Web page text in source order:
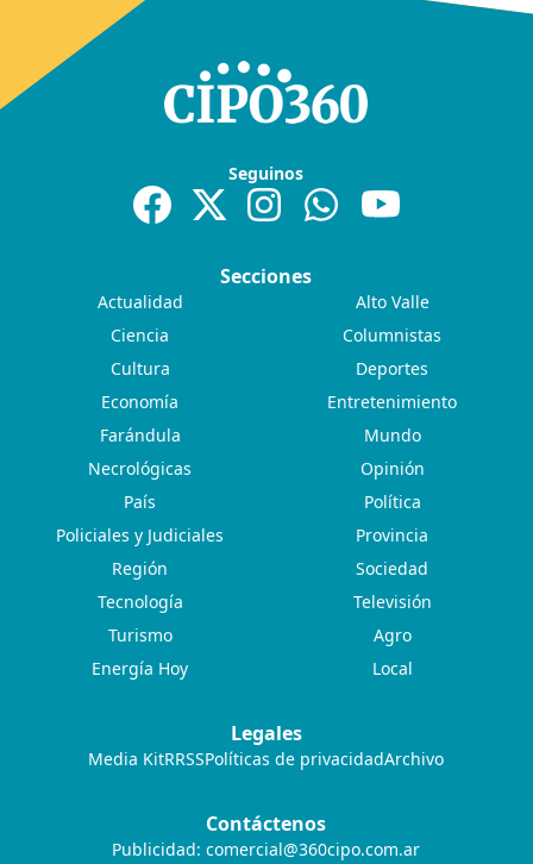
Seguinos
Secciones
Actualidad
Alto Valle
Ciencia
Columnistas
Cultura
Deportes
Economía
Entretenimiento
Farándula
Mundo
Necrológicas
Opinión
País
Política
Policiales y Judiciales
Provincia
Región
Sociedad
Tecnología
Televisión
Turismo
Agro
Energía Hoy
Local
Legales
Media KitRRSSPolíticas de privacidadArchivo
Contáctenos
Publicidad:comercial@360cipo.com.ar